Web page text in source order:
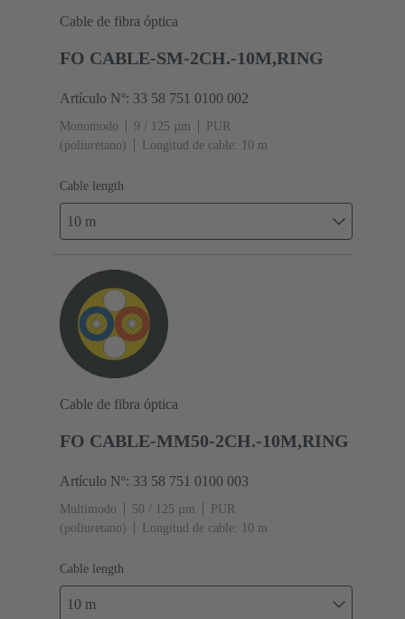
Cable de fibra óptica
FO CABLE-SM-2CH.-10M,RING
Artículo Nº: 33 58 751 0100 002
Monomodo 9 / 125 µm
PUR
(poliuretano)
Longitud de cable: 10 m
Cable length
10 m
Cable de fibra óptica
FO CABLE-MM50-2CH.-10M,RING
Artículo Nº: 33 58 751 0100 003
Multimodo 50 / 125 µm
PUR
(poliuretano)
Longitud de cable: 10 m
Cable length
10 m